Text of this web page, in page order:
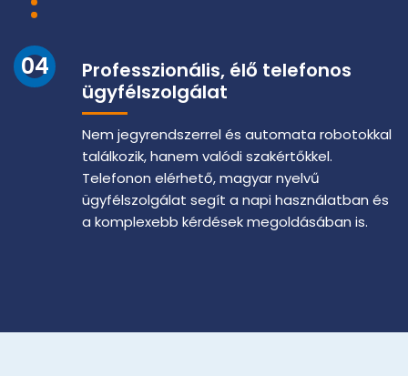
04
Professzionális, élő telefonos
ügyfélszolgálat
Nem jegyrendszerrel és automata robotokkal
találkozik, hanem valódi szakértőkkel.
Telefonon elérhető, magyar nyelvű
ügyfélszolgálat segít a napi használatban és
a komplexebb kérdések megoldásában is.